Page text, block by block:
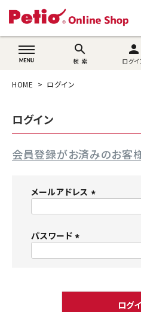
wovn-
search
検 索
person
ログイ
うさぎ用品
ブランド別に探す
目的別に探す
SNS
ようこそ ゲスト 様
HOME ログイン
ログイン
会員登録がお済みのお客
メールアドレス
パスワード
)
ログ